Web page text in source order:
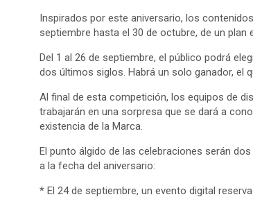
Inspirados por este aniversario, los
septiembre hasta el 30 de octubre, de un
Del 1 al 26 de septiembre, el público podrá
dos últimos siglos. Habrá un solo ganador, el
Al final de esta competición, los equipos de
trabajarán en una sorpresa que se dará a
existencia de la Marca.
El punto álgido de las celebraciones serán dos
a la fecha del aniversario:
* El 24 de septiembre, un evento digital